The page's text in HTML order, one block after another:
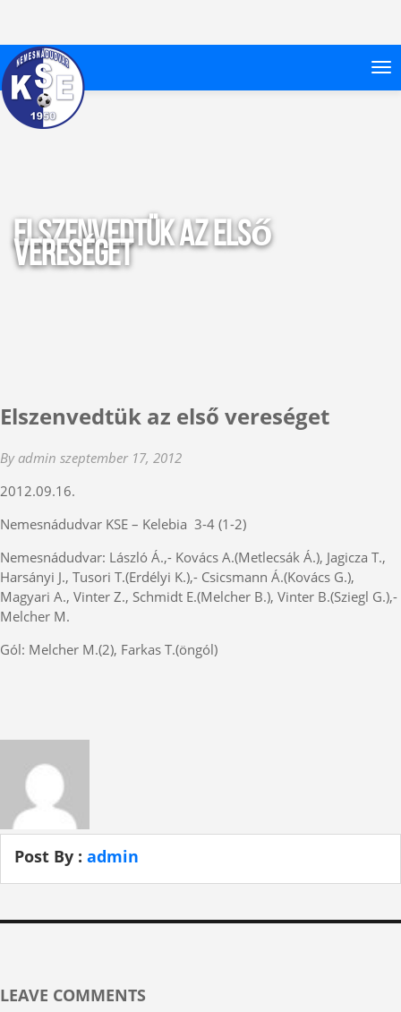
Elszenvedtük az első
vereséget
Elszenvedtük az első vereséget
By admin szeptember 17, 2012
2012.09.16.
Nemesnádudvar KSE – Kelebia 3-4 (1-2)
Nemesnádudvar: László Á.,- Kovács A.(Metlecsák Á.), Jagicza T.,
Harsányi J., Tusori T.(Erdélyi K.),- Csicsmann Á.(Kovács G.),
Magyari A., Vinter Z., Schmidt E.(Melcher B.), Vinter B.(Sziegl G.),-
Melcher M.
Gól: Melcher M.(2), Farkas T.(öngól)
Post By : admin
LEAVE COMMENTS